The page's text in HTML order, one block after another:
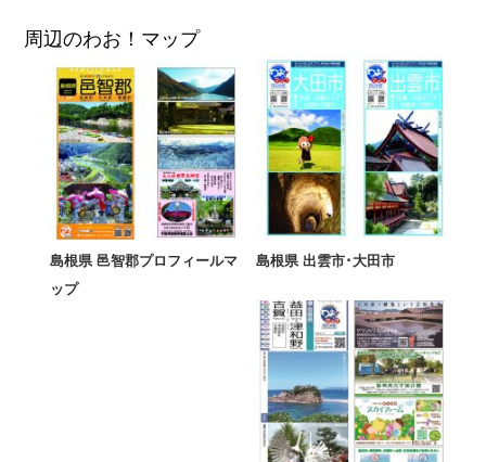
周辺のわお！マップ
島根県 邑智郡プロフィールマ
ップ
島根県 出雲市･大田市